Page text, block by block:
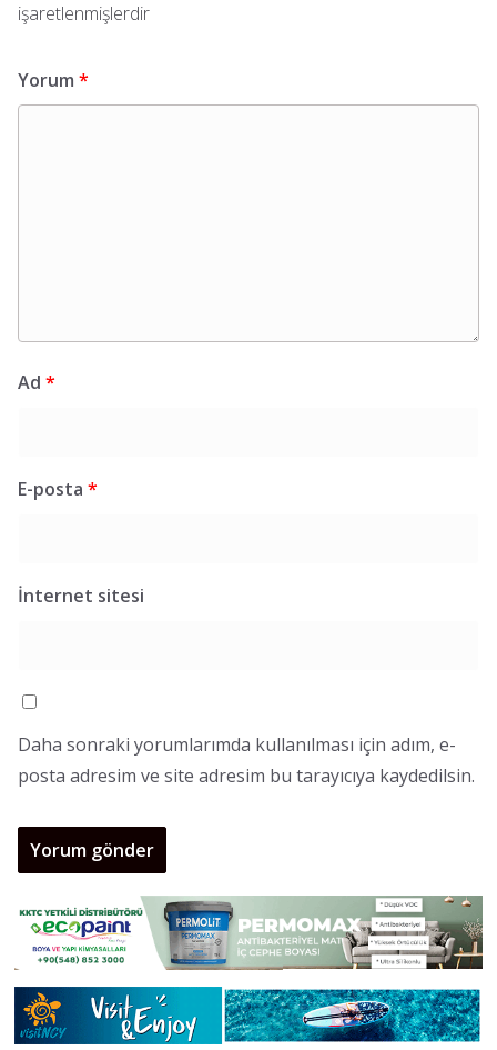
işaretlenmişlerdir
Yorum *
Ad *
E-posta *
İnternet sitesi
Daha sonraki yorumlarımda kullanılması için adım, e-
posta adresim ve site adresim bu tarayıcıya kaydedilsin.